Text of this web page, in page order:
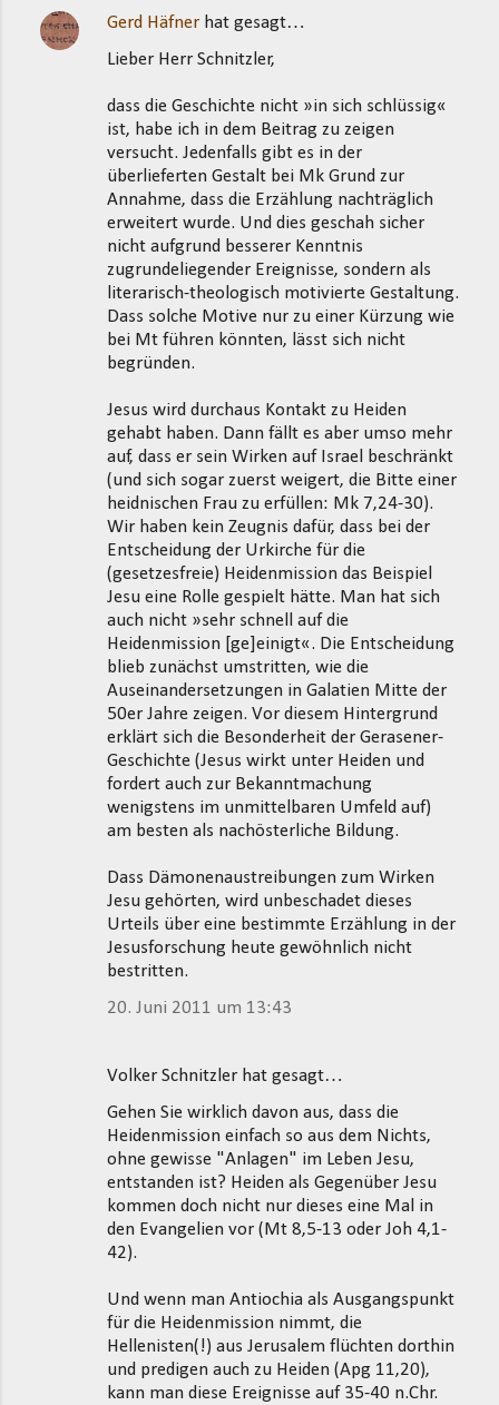
Gerd Häfner hat gesagt…
Lieber Herr Schnitzler,
dass die Geschichte nicht »in sich schlüssig«
ist, habe ich in dem Beitrag zu zeigen
versucht. Jedenfalls gibt es in der
überlieferten Gestalt bei Mk Grund zur
Annahme, dass die Erzählung nachträglich
erweitert wurde. Und dies geschah sicher
nicht aufgrund besserer Kenntnis
zugrundeliegender Ereignisse, sondern als
literarisch-theologisch motivierte Gestaltung.
Dass solche Motive nur zu einer Kürzung wie
bei Mt führen könnten, lässt sich nicht
begründen.
Jesus wird durchaus Kontakt zu Heiden
gehabt haben. Dann fällt es aber umso mehr
auf, dass er sein Wirken auf Israel beschränkt
(und sich sogar zuerst weigert, die Bitte einer
heidnischen Frau zu erfüllen: Mk 7,24-30).
Wir haben kein Zeugnis dafür, dass bei der
Entscheidung der Urkirche für die
(gesetzesfreie) Heidenmission das Beispiel
Jesu eine Rolle gespielt hätte. Man hat sich
auch nicht »sehr schnell auf die
Heidenmission [ge]einigt«. Die Entscheidung
blieb zunächst umstritten, wie die
Auseinandersetzungen in Galatien Mitte der
50er Jahre zeigen. Vor diesem Hintergrund
erklärt sich die Besonderheit der Gerasener-
Geschichte (Jesus wirkt unter Heiden und
fordert auch zur Bekanntmachung
wenigstens im unmittelbaren Umfeld auf)
am besten als nachösterliche Bildung.
Dass Dämonenaustreibungen zum Wirken
Jesu gehörten, wird unbeschadet dieses
Urteils über eine bestimmte Erzählung in der
Jesusforschung heute gewöhnlich nicht
bestritten.
20. Juni 2011 um 13:43
Volker Schnitzler hat gesagt…
Gehen Sie wirklich davon aus, dass die
Heidenmission einfach so aus dem Nichts,
ohne gewisse "Anlagen" im Leben Jesu,
entstanden ist? Heiden als Gegenüber Jesu
kommen doch nicht nur dieses eine Mal in
den Evangelien vor (Mt 8,5-13 oder Joh 4,1-
42).
Und wenn man Antiochia als Ausgangspunkt
für die Heidenmission nimmt, die
Hellenisten(!) aus Jerusalem flüchten dorthin
und predigen auch zu Heiden (Apg 11,20),
kann man diese Ereignisse auf 35-40 n.Chr.